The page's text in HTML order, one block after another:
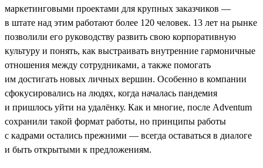
маркетинговыми проектами для крупных заказчиков —
в штате над этим работают более 120 человек. 13 лет на рынке
позволили его руководству развить свою корпоративную
культуру и понять, как выстраивать внутренние гармоничные
отношения между сотрудниками, а также помогать
им достигать новых личных вершин. Особенно в компании
сфокусировались на людях, когда началась пандемия
и пришлось уйти на удалёнку. Как и многие, после Adventum
сохранили такой формат работы, но принципы работы
с кадрами остались прежними — всегда оставаться в диалоге
и быть открытыми к предложениям.